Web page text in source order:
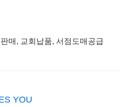
매, 교회납품, 서점도매공급
YOU